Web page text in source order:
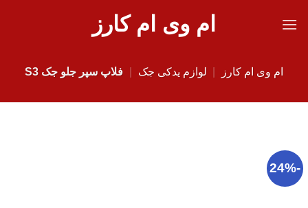
ام وی ام کارز
ام وی ام کارز لوازم یدکی جک فلاپ سپر جلو جک S3
-24%